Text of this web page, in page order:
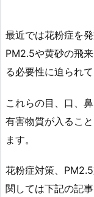
最近では花粉症を
PM2.5や黄砂の飛
る必要性に迫られて
これらの目、口、
有害物質が入るこ
ます。
花粉症対策、
関しては下記の記